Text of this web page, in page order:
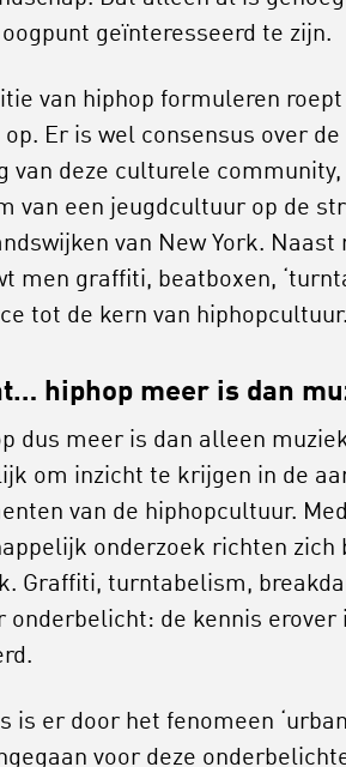
geïnteresseerd te zijn.
van hiphop formuleren
Er is wel consensus over de
van deze culturele
van een jeugdcultuur op de
van New York. Naast
men graffiti, beatboxen,
tot de kern van hiphopcultuur.
hiphop meer is dan
dus meer is dan alleen
om inzicht te krijgen in de
van de hiphopcultuur.
onderzoek richten zich
Graffiti, turntabelism,
onderbelicht: de kennis erover
is er door het fenomeen
voor deze